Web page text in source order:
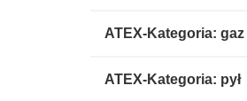
ATEX-Kategoria: gaz
ATEX-Kategoria: pył